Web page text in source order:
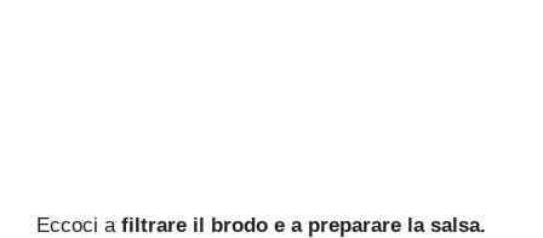
Eccoci a filtrare il brodo e a preparare la salsa.